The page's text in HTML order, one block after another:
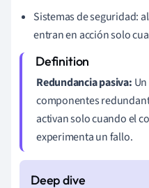
Sistemas de seguridad:
entran en acción solo
Redundancia pasiva:
componentes
activan solo cuando el
experimenta un fallo.